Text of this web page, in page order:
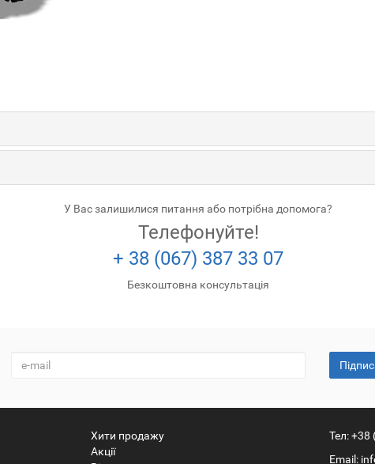
У Вас залишилися питання або потрібна допомога?
Телефонуйте!
+ 38 (067) 387 33 07
Безкоштовна консультація
Хити продажу
Акції
Тел:+38
Email: